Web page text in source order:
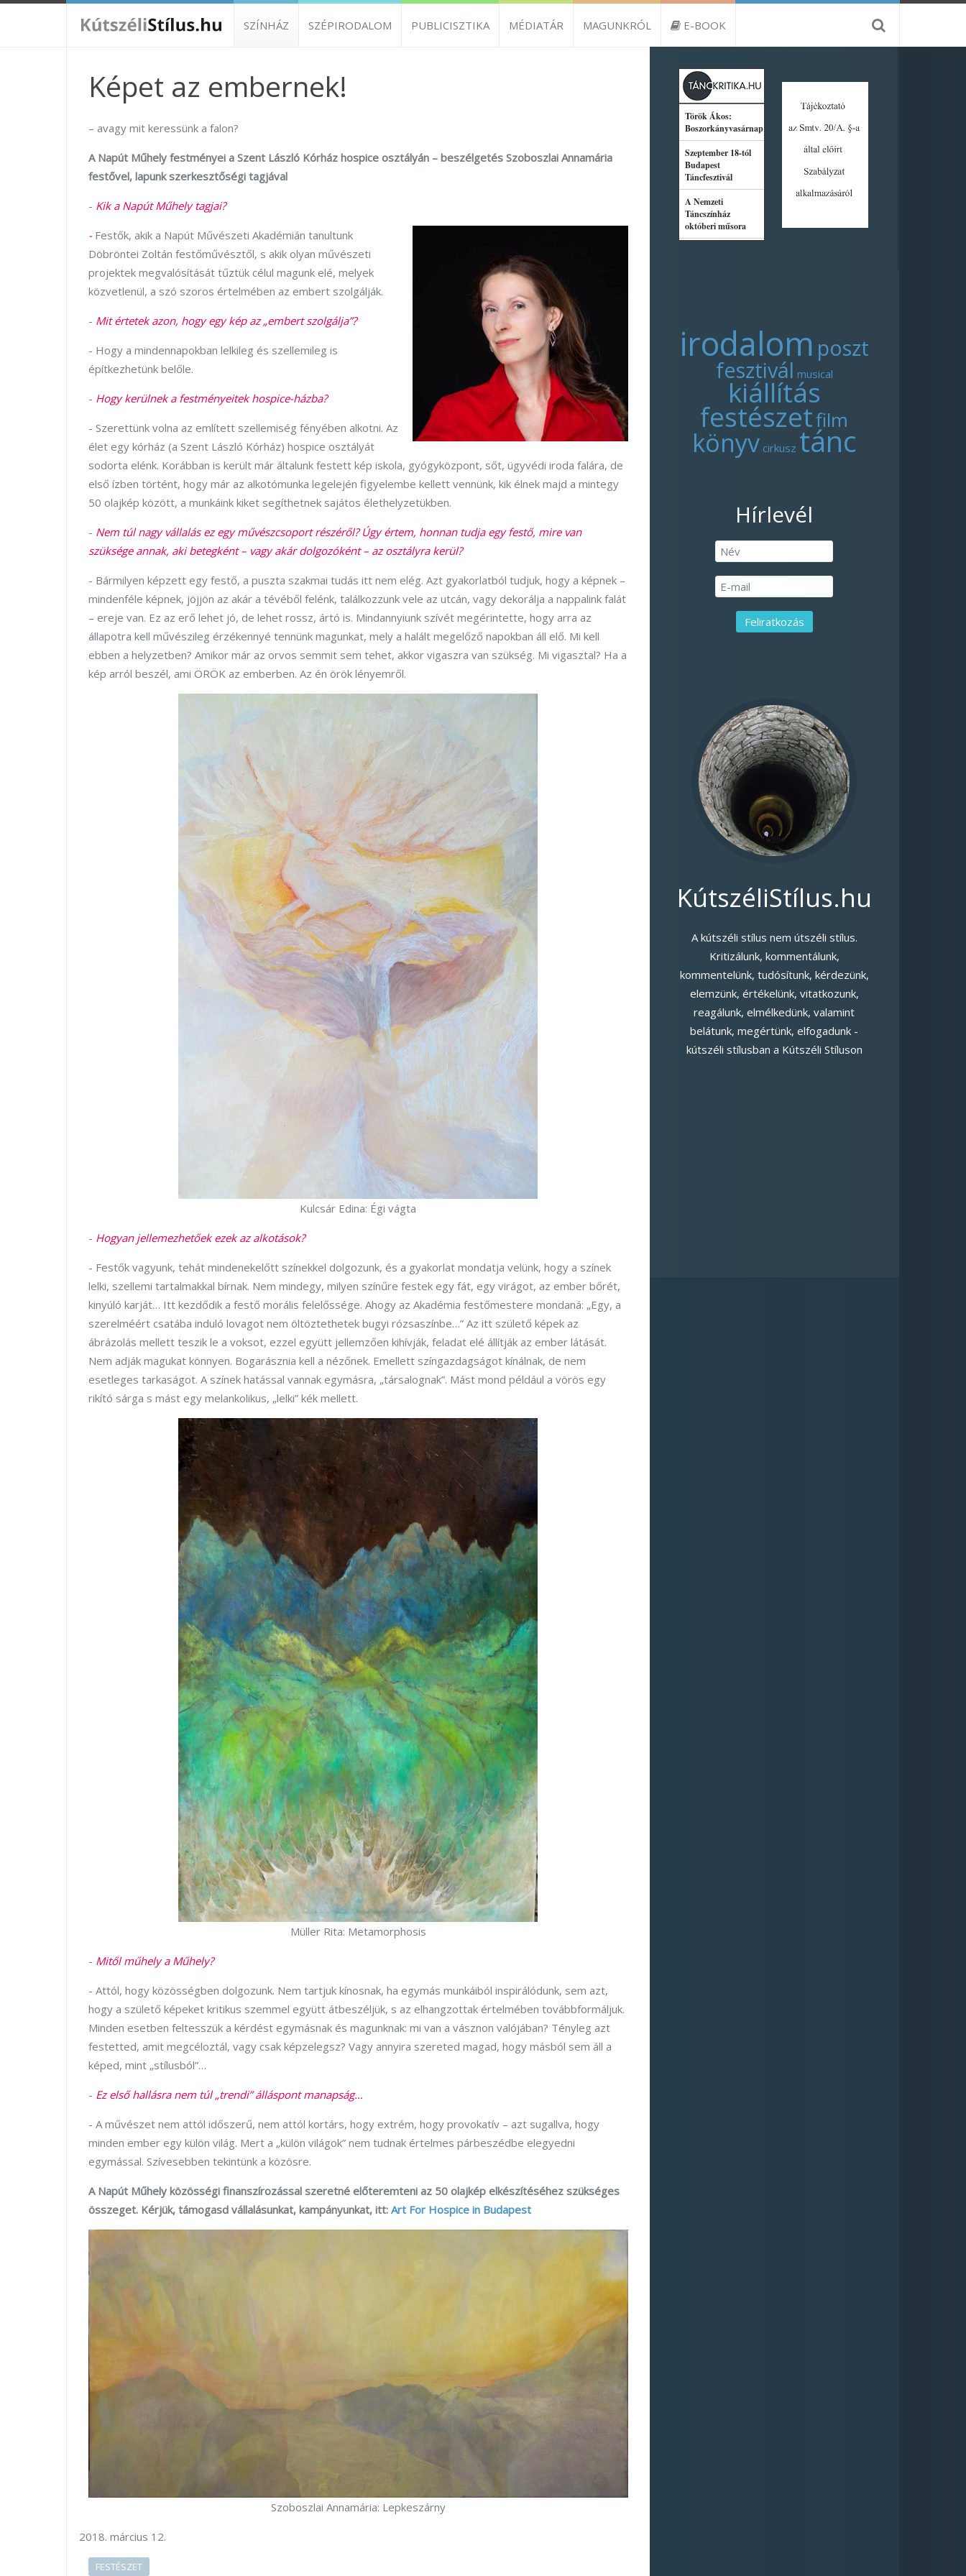
SZÍNHÁZ SZÉPIRODALOM PUBLICISZTIKA MÉDIATÁR MAGUNKRÓL E-BOOK
Képet az embernek!
– avagy mit keressünk a falon?
A Napút Műhely festményei a Szent László Kórház hospice osztályán – beszélgetés Szoboszlai Annamária
festővel, lapunk szerkesztőségi tagjával
- Kik a Napút Műhely tagjai?
- Festők, akik a Napút Művészeti Akadémián tanultunk
Döbröntei Zoltán festőművésztől, s akik olyan művészeti
projektek megvalósítását tűztük célul magunk elé, melyek
közvetlenül, a szó szoros értelmében az embert szolgálják.
- Mit értetek azon, hogy egy kép az „embert szolgálja”?
- Hogy a mindennapokban lelkileg és szellemileg is
építkezhetünk belőle.
- Hogy kerülnek a festményeitek hospice-házba?
- Szerettünk volna az említett szellemiség fényében alkotni. Az
élet egy kórház (a Szent László Kórház) hospice osztályát
sodorta elénk. Korábban is került már általunk festett kép iskola, gyógyközpont, sőt, ügyvédi iroda falára, de
első ízben történt, hogy már az alkotómunka legelején figyelembe kellett vennünk, kik élnek majd a mintegy
50 olajkép között, a munkáink kiket segíthetnek sajátos élethelyzetükben.
- Nem túl nagy vállalás ez egy művészcsoport részéről? Úgy értem, honnan tudja egy festő, mire van
szüksége annak, aki betegként – vagy akár dolgozóként – az osztályra kerül?
- Bármilyen képzett egy festő, a puszta szakmai tudás itt nem elég. Azt gyakorlatból tudjuk, hogy a képnek –
mindenféle képnek, jöjjön az akár a tévéből felénk, találkozzunk vele az utcán, vagy dekorálja a nappalink falát
– ereje van. Ez az erő lehet jó, de lehet rossz, ártó is. Mindannyiunk szívét megérintette, hogy arra az
állapotra kell művészileg érzékennyé tennünk magunkat, mely a halált megelőző napokban áll elő. Mi kell
ebben a helyzetben? Amikor már az orvos semmit sem tehet, akkor vigaszra van szükség. Mi vigasztal? Ha a
kép arról beszél, ami ÖRÖK az emberben. Az én örök lényemről.
Kulcsár Edina: Égi vágta
- Hogyan jellemezhetőek ezek az alkotások?
- Festők vagyunk, tehát mindenekelőtt színekkel dolgozunk, és a gyakorlat mondatja velünk, hogy a színek
lelki, szellemi tartalmakkal bírnak. Nem mindegy, milyen színűre festek egy fát, egy virágot, az ember bőrét,
kinyúló karját… Itt kezdődik a festő morális felelőssége. Ahogy az Akadémia festőmestere mondaná: „Egy, a
szerelméért csatába induló lovagot nem öltöztethetek bugyi rózsaszínbe…” Az itt születő képek az
ábrázolás mellett teszik le a voksot, ezzel együtt jellemzően kihívják, feladat elé állítják az ember látását.
Nem adják magukat könnyen. Bogarásznia kell a nézőnek. Emellett színgazdagságot kínálnak, de nem
esetleges tarkaságot. A színek hatással vannak egymásra, „társalognak”. Mást mond például a vörös egy
rikító sárga s mást egy melankolikus, „lelki” kék mellett.
Müller Rita: Metamorphosis
- Mitől műhely a Műhely?
- Attól, hogy közösségben dolgozunk. Nem tartjuk kínosnak, ha egymás munkáiból inspirálódunk, sem azt,
hogy a születő képeket kritikus szemmel együtt átbeszéljük, s az elhangzottak értelmében továbbformáljuk.
Minden esetben feltesszük a kérdést egymásnak és magunknak: mi van a vásznon valójában? Tényleg azt
festetted, amit megcéloztál, vagy csak képzelegsz? Vagy annyira szereted magad, hogy másból sem áll a
képed, mint „stílusból”…
- Ez első hallásra nem túl „trendi” álláspont manapság…
- A művészet nem attól időszerű, nem attól kortárs, hogy extrém, hogy provokatív – azt sugallva, hogy
minden ember egy külön világ. Mert a „külön világok” nem tudnak értelmes párbeszédbe elegyedni
egymással. Szívesebben tekintünk a közösre.
A Napút Műhely közösségi finanszírozással szeretné előteremteni az 50 olajkép elkészítéséhez szükséges
összeget. Kérjük, támogasd vállalásunkat, kampányunkat, itt: Art For Hospice in Budapest
Szoboszlai Annamária: Lepkeszárny
március 12.
FESTÉSZET
irodalom poszt
fesztivál musical
kiállítás
festészetfilm
könyv cirkusz tánc
Hírlevél
KútszéliStílus.hu
A kútszéli stílus nem útszéli stílus.
Kritizálunk, kommentálunk,
kommentelünk, tudósítunk, kérdezünk,
elemzünk, értékelünk, vitatkozunk,
reagálunk, elmélkedünk, valamint
belátunk, megértünk, elfogadunk -
kútszéli stílusban a Kútszéli Stíluson